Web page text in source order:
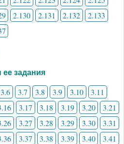
2.130 2.131 2.132
2.133
задания
3.6 3.7 3.8 3.9 3.10
3.11
3.17 3.18 3.19 3.20
3.21
3.27 3.28 3.29 3.30
3.31
3.37 3.38 3.39 3.40
3.41